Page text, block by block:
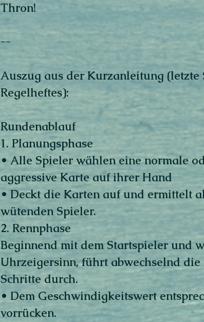
Thron!
--
Auszug aus der Kurzanleitung (letzte
Regelheftes):
Rundenablauf
1. Planungsphase
• Alle Spieler wählen eine normale
aggressive Karte auf ihrer Hand
• Deckt die Karten auf und ermittelt
wütenden Spieler.
2. Rennphase
Beginnend mit dem Startspieler und
Uhrzeigersinn, führt abwechselnd
Schritte durch.
• Dem Geschwindigkeitswert
vorrücken.